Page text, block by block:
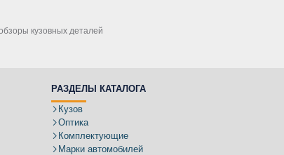
кузовных деталей
РАЗДЕЛЫ КАТАЛОГА
Кузов
Оптика
Комплектующие
Марки автомобилей